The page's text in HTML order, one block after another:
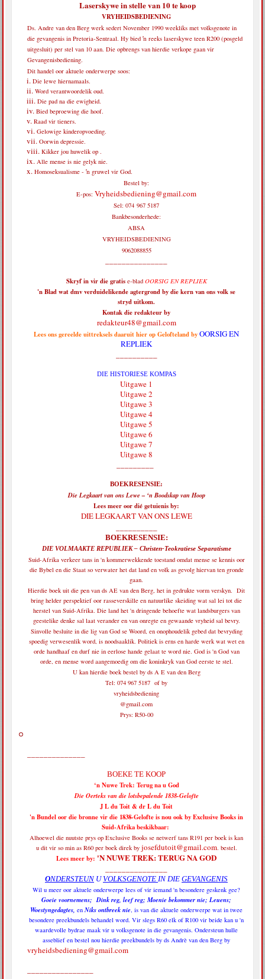
Laserskywe in stelle van 10 te koop
VRYHEIDSBEDIENING
Ds. Andre van den Berg werk sedert November 1990 weekliks met volksgenote in
die gevangenis in Pretoria-Sentraal. Hy bied ŉ reeks laserskywe teen R200 (posgeld
uitgesluit) per stel van 10 aan. Die opbrengs van hierdie verkope gaan vir
Gevangenisbediening.
Dit handel oor aktuele onderwerpe soos:
Die lewe hiernamaals.
Word verantwoordelik oud.
Die pad na die ewigheid.
Bied beproewing die hoof.
Raad vir tieners.
Gelowige kinderopvoeding.
Oorwin depressie.
Kikker jou huwelik op .
Alle mense is nie gelyk nie.
Homoseksualisme - ŉ gruwel vir God.
Bestel by:
E-pos: Vryheidsbediening@gmail.com
Sel: 074 967 5187
Bankbesonderhede:
ABSA
VRYHEIDSBEDIENING
9062088855
Skryf in vir diegratise-bladOORSIG EN REPLIEK
'n Blad wat dmv verduidelikende agtergrond by die kern van ons volk se
stryd uitkom.
Kontak die redakteur by
redakteur48@gmail.com
Lees ons gereelde uittreksels daaruit hier op Gelofteland byOORSIG EN
REPLIEK
DIE HISTORIESE KOMPAS
Uitgawe 1
Uitgawe 2
Uitgawe 3
Uitgawe 4
Uitgawe 5
Uitgawe 6
Uitgawe 7
Uitgawe 8
BOEKRESENSIE:
Die Legkaart van ons Lewe – ‘n Boodskap van Hoop
Lees meer oor dié getuienis by:
DIE LEGKAART VAN ONS LEWE
BOEKRESENSIE:
DIE VOLMAAKTE REPUBLIEK – Christen-Teokratiese Separatisme
Suid-Afrika verkeer tans in 'n kommerwekkende toestand omdat mense se kennis oor
die Bybel en die Staat so verwater het dat land en volk as gevolg hiervan ten gronde
gaan.
Hierdie boek uit die pen van ds AE van den Berg, het in gedrukte vorm verskyn. Dit
bring helder perspektief oor rasseverskille en natuurlike skeiding wat sal lei tot die
herstel van Suid-Afrika. Die land het 'n dringende behoefte wat landsburgers van
geestelike denke sal laat verander en van onregte en gewaande vryheid sal bevry.
Sinvolle besluite in die lig van God se Woord, en onophoudelik gebed dat bevryding
spoedig verwesenlik word, is noodsaaklik. Politiek is erns en harde werk wat wet en
orde handhaaf en durf nie in eerlose hande gelaat te word nie. God is 'n God van
orde, en mense word aangemoedig om die koninkryk van God eerste te stel.
U kan hierdie boek bestel by ds A E van den Berg
Tel: 074 967 5187 of by
vryheidsbediening
@gmail.com
Prys: R50-00
BOEKE TE KOOP
‘n Nuwe Trek: Terug na u God
Die Oerteks van die lotsbepalende 1838-Gelofte
J L du Toit & dr L du Toit
'n Bundel oor die bronne vir die 1838-Gelofte is nou ook by Exclusive Books in
Suid-Afrika beskikbaar:
Alhoewel die nuutste prys op Exclusive Books se netwerf tans R191 per boek is kan
u dit vir so min as R60 per boek direk by josefdutoit@gmail.com. bestel.
Lees meer by: 'N NUWE TREK: TERUG NA GOD
ONDERSTEUN UVOLKSGENOTE IN DIE GEVANGENIS
Wil u meer oor aktuele onderwerpe lees of vir iemand 'n besondere geskenk gee?
Goeie voornemens; Dink reg, leef reg; Moenie bekommer nie; Leuens;
Woestyngedagtes, enNiks ontbreek nie, is van die aktuele onderwerpe wat in twee
besondere preekbundels behandel word. Vir slegs R60 elk of R100 vir beide kan u 'n
waardevolle bydrae maak vir u volksgenote in die gevangenis. Ondersteun hulle
asseblief en bestel nou hierdie preekbundels by ds Andrè van den Berg by
vryheidsbediening@gmail.com